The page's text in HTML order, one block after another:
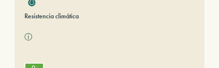
Resistencia climática
ⓘ